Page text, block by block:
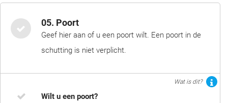
05. Poort
Geef hier aan of u een poort wilt. Een poort in de
schutting is niet verplicht.
Wat is dit?
Wilt u een poort?